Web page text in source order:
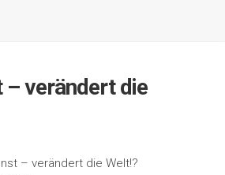
– verändert die
– verändert die Welt!?